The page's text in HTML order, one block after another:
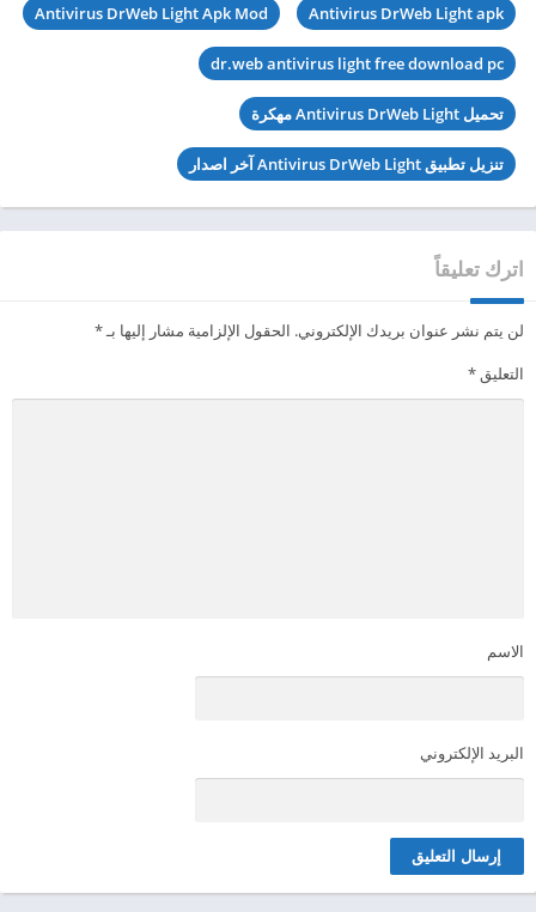
Antivirus DrWeb Light apk
Antivirus DrWeb Light Apk Mod
dr.web antivirus light free download pc
تحميل Antivirus DrWeb Light مهكرة
تنزيل تطبيق Antivirus DrWeb Light آخر اصدار
اترك تعليقاً
لن يتم نشر عنوان بريدك الإلكتروني. الحقول الإلزامية مشار إليها بـ*
التعليق*
الاسم
البريد الإلكتروني